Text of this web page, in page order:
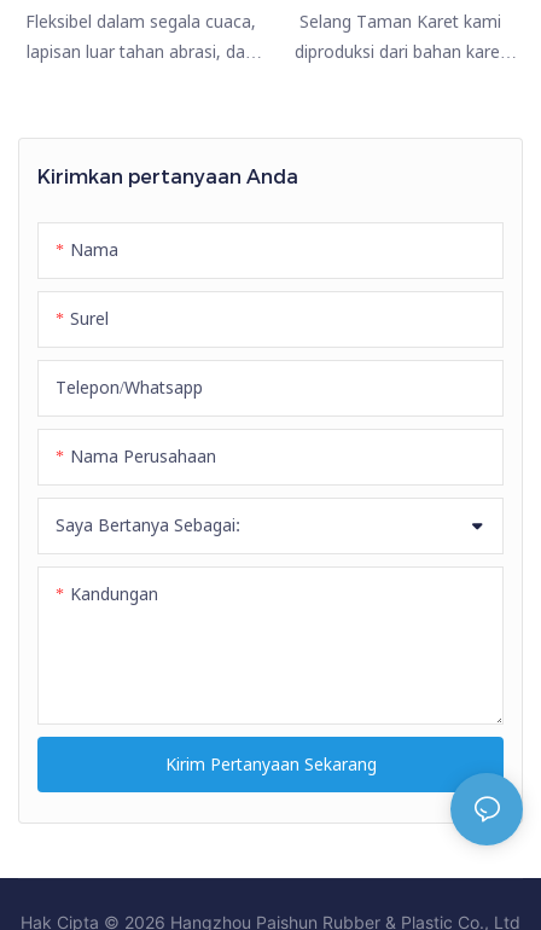
Kirimkan pertanyaan Anda
Nama
Surel
Telepon/whatsapp
Nama Perusahaan
Saya Bertanya Sebagai:
Kandungan
Kirim Pertanyaan Sekarang
Selang Air Ringan untuk
Segala Cuaca, Tahan
Fleksibel dalam segala cuaca,
lapisan luar tahan abrasi, dan
taman karet tradisional.
dengan Fitting GHT –
Selang Air Fleksibel
Taman
Selang Taman Karet kami
diproduksi dari bahan karet
tahan, dan masa pakai yang
profesional dan perumahan,
andal dalam segala cuaca
pembersihan, dan transfer air
ringan daripada selang karet
tradisional, selang ini lebih
mudah dibawa, digulung, dan
dilengkapi dengan fitting GHT
Male + Female yang tahan
lama dan kopling sambungan
cepat opsional untuk
pemasangan yang mudah dan
Hak Cipta © 2026 Hangzhou Paishun Rubber & Plastic Co., Ltd